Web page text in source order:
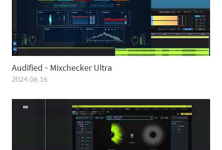
Audified - Mixchecker Ultra
2024.06.16